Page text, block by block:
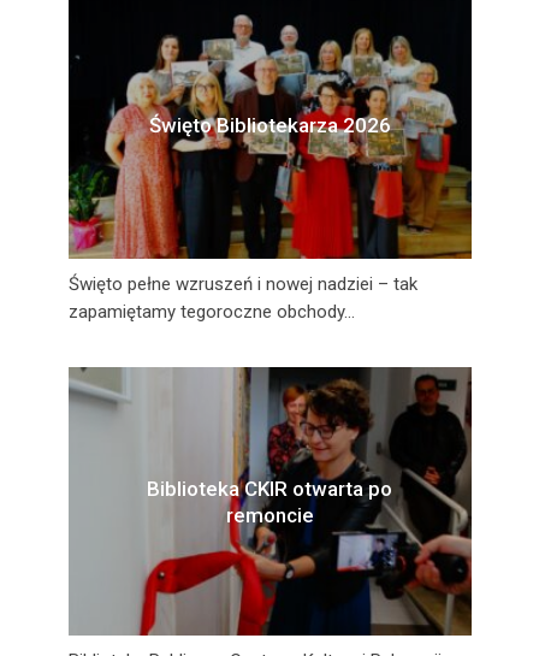
Święto Bibliotekarza 2026
Święto pełne wzruszeń i nowej nadziei – tak
zapamiętamy tegoroczne obchody...
Biblioteka CKIR otwarta po
remoncie